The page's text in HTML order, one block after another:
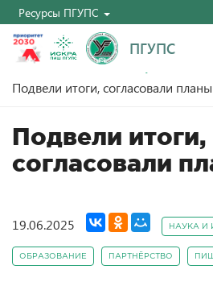
Ресурсы ПГУПС
ПГУПС
Главная Новости
Подвели итоги, согласовали планы
Подвели итоги,
согласовали
19.06.2025 НАУКА И
ОБРАЗОВАНИЕ ПАРТНЁРСТВО ПИШ